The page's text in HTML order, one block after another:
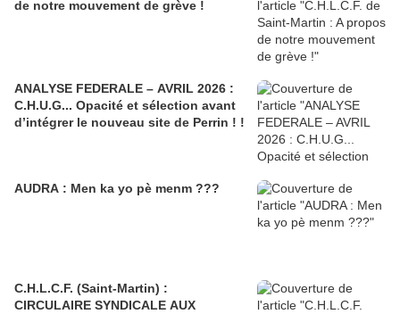
de notre mouvement de grève !
ANALYSE FEDERALE – AVRIL 2026 :
C.H.U.G... Opacité et sélection avant
d’intégrer le nouveau site de Perrin ! !
AUDRA : Men ka yo pè menm ???
C.H.L.C.F. (Saint-Martin) :
CIRCULAIRE SYNDICALE AUX